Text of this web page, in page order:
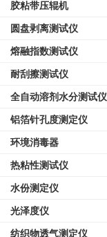
胶粘带压辊机
圆盘剥离测试仪
熔融指数测试仪
耐刮擦测试仪
全自动溶剂水分测试仪
铝箔针孔度测定仪
环境消毒器
热粘性测试仪
水份测定仪
光泽度仪
纺织物透气测定仪